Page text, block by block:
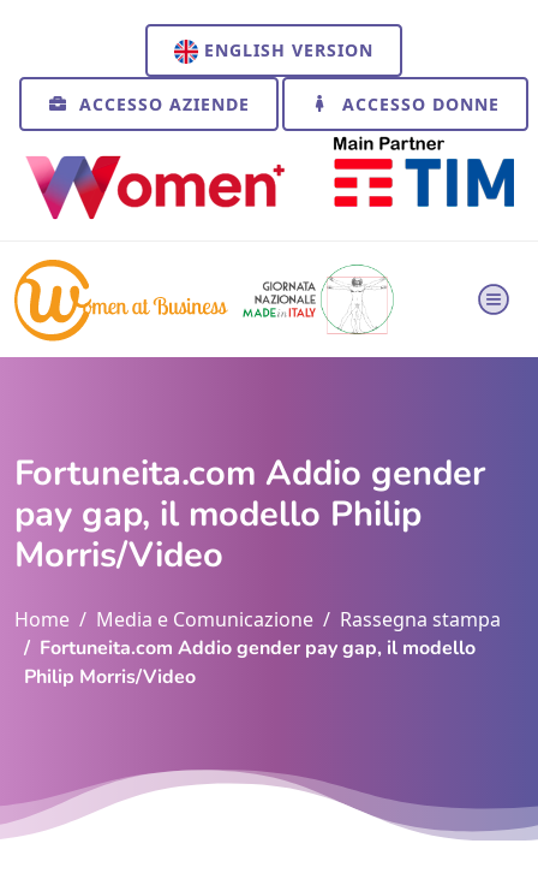
ENGLISH VERSION
ACCESSO AZIENDE ACCESSO DONNE
Fortuneita.com Addio gender
pay gap, il modello Philip
Morris/Video
Home Media e Comunicazione
Rassegna stampa
Fortuneita.com Addio gender pay gap, il modello
Philip Morris/Video